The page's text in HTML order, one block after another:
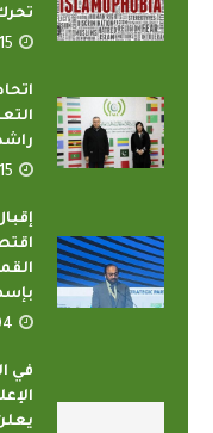
في